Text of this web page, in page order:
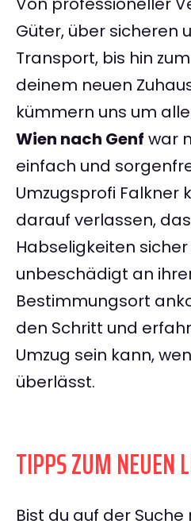
Güter, über sicheren
Transport, bis hin
deinem neuen
kümmern uns um
Wien nach Genf war
einfach und
Umzugsprofi Falkner
darauf verlassen,
Habseligkeiten
unbeschädigt an
Bestimmungsort
den Schritt und
Umzug sein kann,
überlässt.
TIPPS ZUM NEUEN
Bist du auf der